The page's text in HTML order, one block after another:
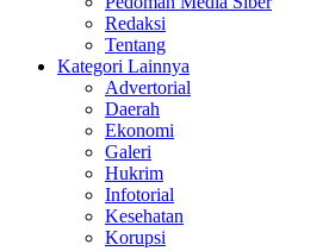
Redaksi
Tentang
Kategori Lainnya
Advertorial
Daerah
Ekonomi
Galeri
Hukrim
Infotorial
Kesehatan
Korupsi